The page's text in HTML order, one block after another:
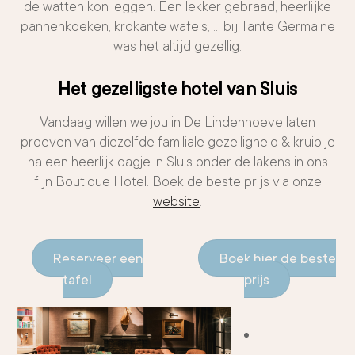
de watten kon leggen. Een lekker gebraad, heerlijke
pannenkoeken, krokante wafels, … bij Tante Germaine
was het altijd gezellig.
Het gezelligste hotel van Sluis
Vandaag willen we jou in De Lindenhoeve laten
proeven van diezelfde familiale gezelligheid & kruip je
na een heerlijk dagje in Sluis onder de lakens in ons
fijn Boutique Hotel. Boek de beste prijs via onze
website
Reserveer een
tafel
Boek hier de beste
prijs